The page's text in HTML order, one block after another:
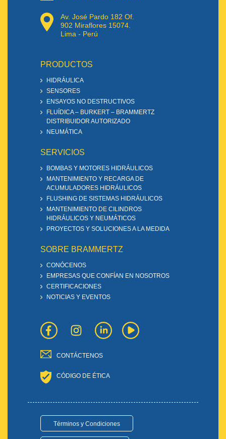
Av. José Pardo 182 Of.
902 Miraflores 15074.
Lima - Perú
PRODUCTOS
HIDRÁULICA
SENSORES
ENSAYOS NO DESTRUCTIVOS
FLUÍDICA – BURKERT – BRAMMERTZ
DISTRIBUIDOR AUTORIZADO
NEUMÁTICA
SERVICIOS
BOMBAS Y MOTORES HIDRÁULICOS
MANTENIMIENTO Y RECARGA DE
ACUMULADORES HIDRÁULICOS
FLUSHING DE SISTEMAS HIDRÁULICOS
MANTENIMIENTO DE CILINDROS
HIDRÁULICOS Y NEUMÁTICOS
PROYECTOS Y SOLUCIONES A LA MEDIDA
SOBRE BRAMMERTZ
CONÓCENOS
EMPRESAS QUE CONFÍAN EN NOSOTROS
CERTIFICACIONES
NOTICIAS Y EVENTOS
CONTÁCTENOS
CÓDIGO DE ÉTICA
Términos y Condiciones